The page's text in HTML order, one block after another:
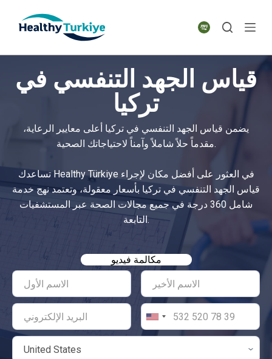
p
o
e
t
قياس الجهد التنفسي في
تركيا
يضمن قياس الجهد التنفسي في تركيا أعلى معايير الرعاية،
مقدماً حلاً شاملاً وآمناً لاحتياجاتك الصحية.
تساعدك Healthy Türkiye في العثور على أفضل مكان لإجراء
قياس الجهد التنفسي في تركيا بأسعار معقولة، وتعتمد نهج خدمة
شامل 360 درجة في جميع مجالات الصحة عبر المستشفيات
التابعة.
مكالمة فيديو